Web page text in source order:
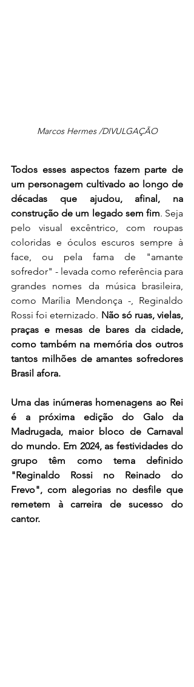
Marcos Hermes /DIVULGAÇÃO
Todos esses aspectos fazem parte de
um personagem cultivado ao longo de
décadas que ajudou, afinal, na
construção de um legado sem fim. Seja
pelo visual excêntrico, com roupas
coloridas e óculos escuros sempre à
face, ou pela fama de "amante
sofredor" - levada como referência para
grandes nomes da música brasileira,
como Marília Mendonça -, Reginaldo
Rossi foi eternizado. Não só ruas, vielas,
praças e mesas de bares da cidade,
como também na memória dos outros
tantos milhões de amantes sofredores
Brasil afora.
Uma das inúmeras homenagens ao Rei
é a próxima edição do Galo da
Madrugada, maior bloco de Carnaval
do mundo. Em 2024, as festividades do
grupo têm como tema definido
"Reginaldo Rossi no Reinado do
Frevo", com alegorias no desfile que
remetem à carreira de sucesso do
cantor.